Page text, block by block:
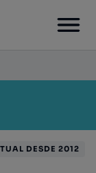
DESDE 2012